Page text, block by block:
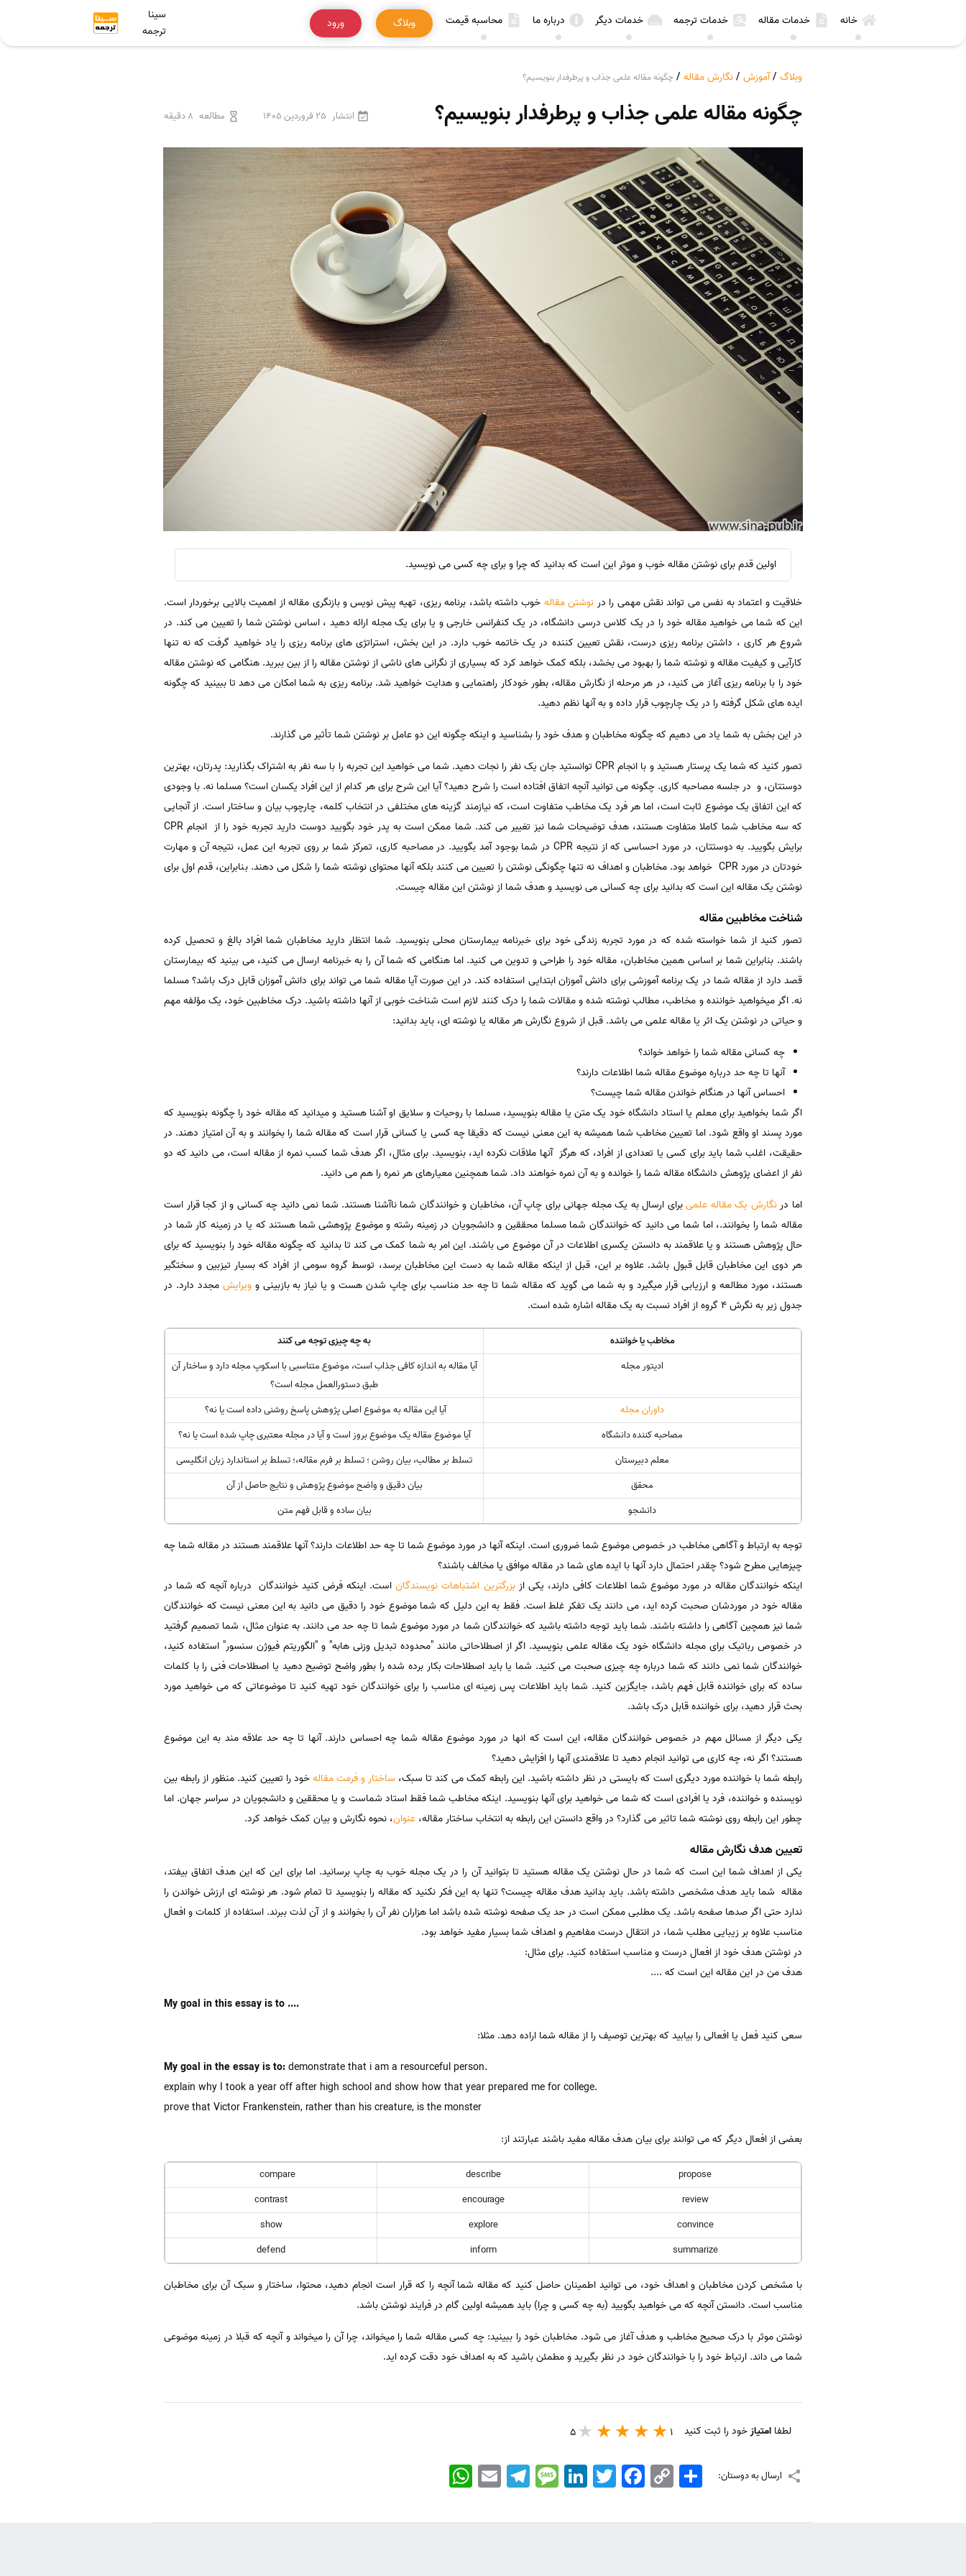
خانه خدمات مقاله خدمات ترجمه خدمات دیگر درباره ما محاسبه قیمت وبلاگ ورود
سینا
ترجمه
وبلاگ /آموزش /نگارش مقاله / چگونه مقاله علمی جذاب و پرطرفدار بنویسیم؟
چگونه مقاله علمی جذاب و پرطرفدار بنویسیم؟ انتشار 25 فروردین 1405 مطالعه 8 دقیقه
اولین قدم برای نوشتن مقاله خوب و موثر این است که بدانید که چرا و برای چه کسی می نویسید.
خلاقیت و اعتماد به نفس می تواند نقش مهمی را در نوشتن مقاله خوب داشته باشد، برنامه ریزی، تهیه پیش نویس و بازنگری مقاله از اهمیت بالایی برخوردار است.
این که شما می خواهید مقاله خود را در یک کلاس درسی دانشگاه، در یک کنفرانس خارجی و یا برای یک مجله ارائه دهید ، اساس نوشتن شما را تعیین می کند. در
شروع هر کاری ، داشتن برنامه ریزی درست، نقش تعیین کننده در یک خاتمه خوب دارد. در این بخش، استراتژی های برنامه ریزی را یاد خواهید گرفت که نه تنها
کارآیی و کیفیت مقاله و نوشته شما را بهبود می بخشد، بلکه کمک خواهد کرد که بسیاری از نگرانی های ناشی از نوشتن مقاله را از بین ببرید. هنگامی که نوشتن مقاله
خود را با برنامه ریزی آغاز می کنید، در هر مرحله از نگارش مقاله، بطور خودکار راهنمایی و هدایت خواهید شد. برنامه ریزی به شما امکان می دهد تا ببینید که چگونه
ایده های شکل گرفته را در یک چارچوب قرار داده و به آنها نظم دهید.
در این بخش به شما یاد می دهیم که چگونه مخاطبان و هدف خود را بشناسید و اینکه چگونه این دو عامل بر نوشتن شما تأثیر می گذارند.
تصور کنید که شما یک پرستار هستید و با انجام CPR توانستید جان یک نفر را نجات دهید. شما می خواهید این تجربه را با سه نفر به اشتراک بگذارید: پدرتان، بهترین
دوستتان، و در جلسه مصاحبه کاری. چگونه می توانید آنچه اتفاق افتاده است را شرح دهید؟ آیا این شرح برای هر کدام از این افراد یکسان است؟ مسلما نه. با وجودی
که این اتفاق یک موضوع ثابت است، اما هر فرد یک مخاطب متفاوت است، که نیازمند گزینه های مختلفی در انتخاب کلمه، چارچوب بیان و ساختار است. از آنجایی
که سه مخاطب شما کاملا متفاوت هستند، هدف توضیحات شما نیز تغییر می کند. شما ممکن است به پدر خود بگویید دوست دارید تجربه خود را از انجام CPR
برایش بگویید. به دوستتان، در مورد احساسی که از نتیجه CPR در شما بوجود آمد بگویید. در مصاحبه کاری، تمرکز شما بر روی تجربه این عمل، نتیجه آن و مهارت
خودتان در مورد CPR خواهد بود. مخاطبان و اهداف نه تنها چگونگی نوشتن را تعیین می کنند بلکه آنها محتوای نوشته شما را شکل می دهند. بنابراین، قدم اول برای
نوشتن یک مقاله این است که بدانید برای چه کسانی می نویسید و هدف شما از نوشتن این مقاله چیست.
شناخت مخاطبین مقاله
تصور کنید از شما خواسته شده که در مورد تجربه زندگی خود برای خبرنامه بیمارستان محلی بنویسید. شما انتظار دارید مخاطبان شما افراد بالغ و تحصیل کرده
باشند. بنابراین شما بر اساس همین مخاطبان، مقاله خود را طراحی و تدوین می کنید. اما هنگامی که شما آن را به خبرنامه ارسال می کنید، می بینید که بیمارستان
قصد دارد از مقاله شما در یک برنامه آموزشی برای دانش آموزان ابتدایی استفاده کند. در این صورت آیا مقاله شما می تواند برای دانش آموزان قابل درک باشد؟ مسلما
نه. اگر میخواهید خواننده و مخاطب، مطالب نوشته شده و مقالات شما را درک کنند لازم است شناخت خوبی از آنها داشته باشید. درک مخاطبین خود، یک مؤلفه مهم
و حیاتی در نوشتن یک اثر یا مقاله علمی می باشد. قبل از شروع نگارش هر مقاله یا نوشته ای، باید بدانید:
چه کسانی مقاله شما را خواهد خواند؟
آنها تا چه حد درباره موضوع مقاله شما اطلاعات دارند؟
احساس آنها در هنگام خواندن مقاله شما چیست؟
اگر شما بخواهید برای معلم یا استاد دانشگاه خود یک متن یا مقاله بنویسید، مسلما با روحیات و سلایق او آشنا هستید و میدانید که مقاله خود را چگونه بنویسید که
مورد پسند او واقع شود. اما تعیین مخاطب شما همیشه به این معنی نیست که دقیقا چه کسی یا کسانی قرار است که مقاله شما را بخوانند و به آن امتیاز دهند. در
حقیقت، اغلب شما باید برای کسی یا تعدادی از افراد، که هرگز آنها ملاقات نکرده اید، بنویسید. برای مثال، اگر هدف شما کسب نمره از مقاله است، می دانید که دو
نفر از اعضای پژوهش دانشگاه مقاله شما را خوانده و به آن نمره خواهند داد. شما همچنین معیارهای هر نمره را هم می دانید.
اما درنگارش یک مقاله علمیبرای ارسال به یک مجله جهانی برای چاپ آن، مخاطبان و خوانندگان شما ناآشنا هستند. شما نمی دانید چه کسانی و از کجا قرار است
مقاله شما را بخوانند.، اما شما می دانید که خوانندگان شما مسلما محققین و دانشجویان در زمینه رشته و موضوع پژوهشی شما هستند که یا در زمینه کار شما در
حال پژوهش هستند و یا علاقمند به دانستن یکسری اطلاعات در آن موضوع می باشند. این امر به شما کمک می کند تا بدانید که چگونه مقاله خود را بنویسید که برای
هر دوی این مخاطبان قابل قبول باشد. علاوه بر این، قبل از اینکه مقاله شما به دست این مخاطبان برسد، توسط گروه سومی از افراد که بسیار تیزبین و سختگیر
هستند، مورد مطالعه و ارزیابی قرار میگیرد و به شما می گوید که مقاله شما تا چه حد مناسب برای چاپ شدن هست و یا نیاز به بازبینی وویرایش مجدد دارد. در
جدول زیر به نگرش 4 گروه از افراد نسبت به یک مقاله اشاره شده است.
مخاطب یا خواننده
به چه چیزی توجه می کنند
ادیتور مجله
آیا مقاله به اندازه کافی جذاب است، موضوع متناسبی با اسکوپ مجله دارد و ساختار آن
طبق دستورالعمل مجله است؟
داوران مجله
آیا این مقاله به موضوع اصلی پژوهش پاسخ روشنی داده است یا نه؟
مصاحبه کننده دانشگاه
آیا موضوع مقاله یک موضوع بروز است و آیا در مجله معتبری چاپ شده است یا نه؟
معلم دبیرستان
تسلط بر مطالب، بیان روشن ؛ تسلط بر فرم مقاله،؛ تسلط بر استاندارد زبان انگلیسی
محقق
بیان دقیق و واضح موضوع پژوهش و نتایج حاصل از آن
دانشجو
بیان ساده و قابل فهم متن
توجه به ارتباط و آگاهی مخاطب در خصوص موضوع شما ضروری است. اینکه آنها در مورد موضوع شما تا چه حد اطلاعات دارند؟ آنها علاقمند هستند در مقاله شما چه
چیزهایی مطرح شود؟ چقدر احتمال دارد آنها با ایده های شما در مقاله موافق یا مخالف باشند؟
اینکه خوانندگان مقاله در مورد موضوع شما اطلاعات کافی دارند، یکی ازبزرگترین اشتباهات نویسندگان است. اینکه فرض کنید خوانندگان درباره آنچه که شما در
مقاله خود در موردشان صحبت کرده اید، می دانند یک تفکر غلط است. فقط به این دلیل که شما موضوع خود را دقیق می دانید به این معنی نیست که خوانندگان
شما نیز همچین آگاهی را داشته باشند. شما باید توجه داشته باشید که خوانندگان شما در مورد موضوع شما تا چه حد می دانند. به عنوان مثال، شما تصمیم گرفتید
در خصوص رباتیک برای مجله دانشگاه خود یک مقاله علمی بنویسید. اگر از اصطلاحاتی مانند "محدوده تبدیل وزنی هابه" و "الگوریتم فیوژن سنسور" استفاده کنید،
خوانندگان شما نمی دانند که شما درباره چه چیزی صحبت می کنید. شما یا باید اصطلاحات بکار برده شده را بطور واضح توضیح دهید یا اصطلاحات فنی را با کلمات
ساده که برای خواننده قابل فهم باشد، جایگزین کنید. شما باید اطلاعات پس زمینه ای مناسب را برای خوانندگان خود تهیه کنید تا موضوعاتی که می خواهید مورد
بحث قرار دهید، برای خواننده قابل درک باشد.
یکی دیگر از مسائل مهم در خصوص خوانندگان مقاله، این است که انها در مورد موضوع مقاله شما چه احساس دارند. آنها تا چه حد علاقه مند به این موضوع
هستند؟ اگر نه، چه کاری می توانید انجام دهید تا علاقمندی آنها را افزایش دهید؟
رابطه شما با خواننده مورد دیگری است که بایستی در نظر داشته باشید. این رابطه کمک می کند تا سبک، ساختار و فرمت مقالهخود را تعیین کنید. منظور از رابطه بین
نویسنده و خواننده، فرد یا افرادی است که شما می خواهید برای آنها بنویسید. اینکه مخاطب شما فقط استاد شماست و یا محققین و دانشجویان در سراسر جهان. اما
چطور این رابطه روی نوشته شما تاثیر می گذارد؟ در واقع دانستن این رابطه به انتخاب ساختار مقاله، عنوان، نحوه نگارش و بیان کمک خواهد کرد.
تعیین هدف نگارش مقاله
یکی از اهداف شما این است که شما در حال نوشتن یک مقاله هستید تا بتوانید آن را در یک مجله خوب به چاپ برسانید. اما برای این که این هدف اتفاق بیفتد،
مقاله شما باید هدف مشخصی داشته باشد. باید بدانید هدف مقاله چیست؟ تنها به این فکر نکنید که مقاله را بنویسید تا تمام شود. هر نوشته ای ارزش خواندن را
ندارد حتی اگر صدها صفحه باشد. یک مطلبی ممکن است در حد یک صفحه نوشته شده باشد اما هزاران نفر آن را بخوانند و از آن لذت ببرند. استفاده از کلمات و افعال
مناسب علاوه بر زیبایی مطلب شما، در انتقال درست مفاهیم و اهداف شما بسیار مفید خواهد بود.
در نوشتن هدف خود از افعال درست و مناسب استفاده کنید. برای مثال:
هدف من در این مقاله این است که ....
My goal in this essay is to ....
سعی کنید فعل یا افعالی را بیابید که بهترین توصیف را از مقاله شما اراده دهد. مثلا:
My goal in the essay is to:demonstrate that i am a resourceful person.
explain why I took a year off after high school and show how that year prepared me for college.
prove that Victor Frankenstein, rather than his creature, is the monster
بعضی از افعال دیگر که می توانند برای بیان هدف مقاله مفید باشند عبارتند از:
propose
describe
compare
review
encourage
contrast
convince
explore
show
summarize
inform
defend
با مشخص کردن مخاطبان و اهداف خود، می توانید اطمینان حاصل کنید که مقاله شما آنچه را که قرار است انجام دهید، محتوا، ساختار و سبک آن برای مخاطبان
مناسب است. دانستن آنچه که می خواهید بگویید (به چه کسی و چرا) باید همیشه اولین گام در فرایند نوشتن باشد.
نوشتن موثر با درک صحیح مخاطب و هدف آغاز می شود. مخاطبان خود را ببینید: چه کسی مقاله شما را میخواند، چرا آن را میخواند و آنچه که قبلا در زمینه موضوعی
شما می داند. ارتباط خود را با خوانندگان خود در نظر بگیرید و مطمئن باشید که به اهداف خود دقت کرده اید.
لطفا امتیازخود را ثبت کنید 1
5
ارسال به دوستان: WhatsApp EmailTelegramMessageLinkedIn TwitterFacebook Copy
Link
اشتراک